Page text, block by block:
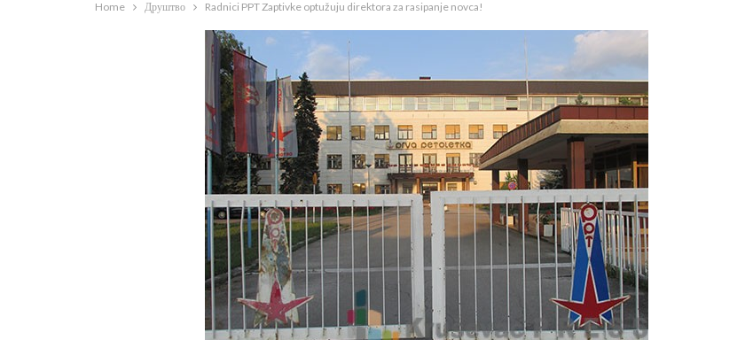
Home Друштво Radnici PPT Zaptivke optužuju direktora za rasipanje novca!